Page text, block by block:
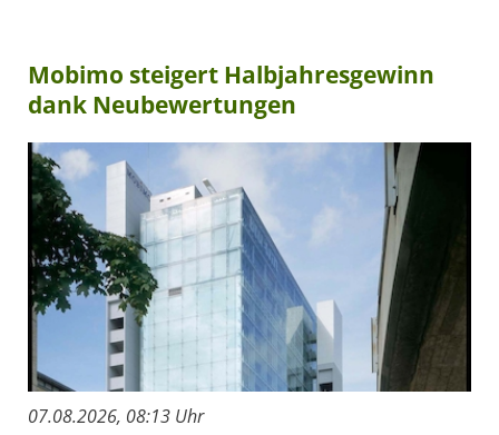
Mobimo steigert Halbjahresgewinn
dank Neubewertungen
07.08.2026, 08:13 Uhr